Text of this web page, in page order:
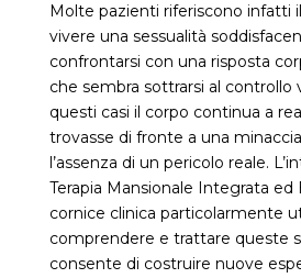
Molte pazienti riferiscono infatti
vivere una sessualità
confrontarsi con una risposta
che sembra sottrarsi al controllo
questi casi il corpo continua a
trovasse di fronte a una
l’assenza di un pericolo reale.
Terapia Mansionale Integrata ed
cornice clinica particolarmente
comprendere e trattare queste
consente di costruire nuove